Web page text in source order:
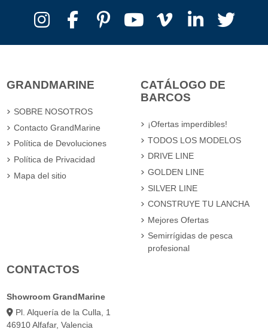
GRANDMARINE
SOBRE NOSOTROS
Contacto GrandMarine
Política de Devoluciones
Política de Privacidad
Mapa del sitio
CATÁLOGO DE
BARCOS
¡Ofertas imperdibles!
TODOS LOS MODELOS
DRIVE LINE
GOLDEN LINE
SILVER LINE
CONSTRUYE TU LANCHA
Mejores Ofertas
Semirrígidas de pesca
profesional
CONTACTOS
Showroom GrandMarine
Pl. Alquería de la Culla, 1
46910 Alfafar, Valencia